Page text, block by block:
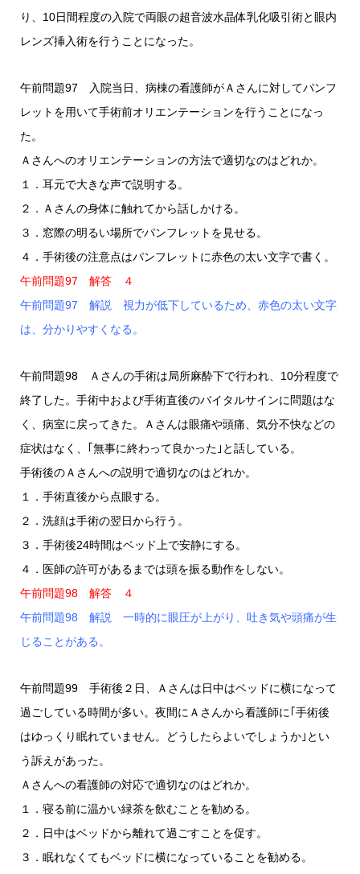
り、10日間程度の入院で両眼の超音波水晶体乳化吸引術と眼内
レンズ挿入術を行うことになった。
午前問題97 入院当日、病棟の看護師がＡさんに対してパンフ
レットを用いて手術前オリエンテーションを行うことになっ
た。
Ａさんへのオリエンテーションの方法で適切なのはどれか。
１．耳元で大きな声で説明する。
２．Ａさんの身体に触れてから話しかける。
３．窓際の明るい場所でパンフレットを見せる。
４．手術後の注意点はパンフレットに赤色の太い文字で書く。
午前問題97 解答 ４
午前問題97 解説 視力が低下しているため、赤色の太い文字
は、分かりやすくなる。
午前問題98 Ａさんの手術は局所麻酔下で行われ、10分程度で
終了した。手術中および手術直後のバイタルサインに問題はな
く、病室に戻ってきた。Ａさんは眼痛や頭痛、気分不快などの
症状はなく、｢無事に終わって良かった｣と話している。
手術後のＡさんへの説明で適切なのはどれか。
１．手術直後から点眼する。
２．洗顔は手術の翌日から行う。
３．手術後24時間はベッド上で安静にする。
４．医師の許可があるまでは頭を振る動作をしない。
午前問題98 解答 ４
午前問題98 解説 一時的に眼圧が上がり、吐き気や頭痛が生
じることがある。
午前問題99 手術後２日、Ａさんは日中はベッドに横になって
過ごしている時間が多い。夜間にＡさんから看護師に｢手術後
はゆっくり眠れていません。どうしたらよいでしょうか｣とい
う訴えがあった。
Ａさんへの看護師の対応で適切なのはどれか。
１．寝る前に温かい緑茶を飲むことを勧める。
２．日中はベッドから離れて過ごすことを促す。
３．眠れなくてもベッドに横になっていることを勧める。